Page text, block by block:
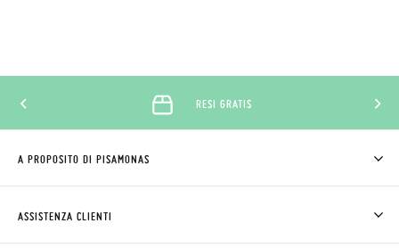
RESI GRATIS
A PROPOSITO DI PISAMONAS
ASSISTENZA CLIENTI